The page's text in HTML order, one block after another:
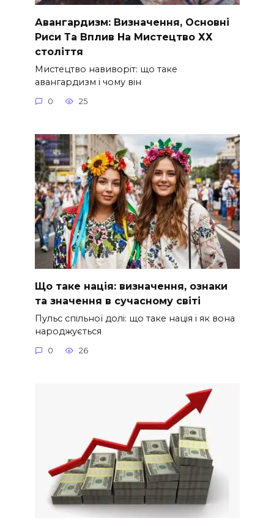
Авангардизм: Визначення, Основні
Риси Та Вплив На Мистецтво ХХ
століття
Мистецтво навиворіт: що таке
авангардизм і чому він
0 25
Що таке нація: визначення, ознаки
та значення в сучасному світі
Пульс спільної долі: що таке нація і як вона
народжується
0 26